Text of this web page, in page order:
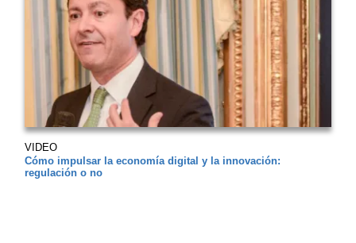
VIDEO
Cómo impulsar la economía digital y la innovación:
regulación o no